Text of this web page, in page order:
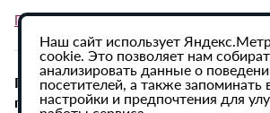
Политика в отношении обработки
При использовании материалов сайта
гиперссылка на ИА «Регион 64»
Наш сайт использует
cookie. Это позволяет нам
анализировать данные о
посетителей, а также запоминать
настройки и предпочтения для